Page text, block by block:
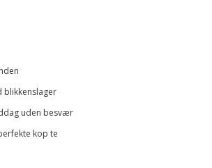
blikkenslager
uden besvær
kop te